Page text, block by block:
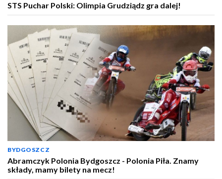
STS Puchar Polski: Olimpia Grudziądz gra dalej!
BYDGOSZCZ
Abramczyk Polonia Bydgoszcz - Polonia Piła. Znamy
składy, mamy bilety na mecz!